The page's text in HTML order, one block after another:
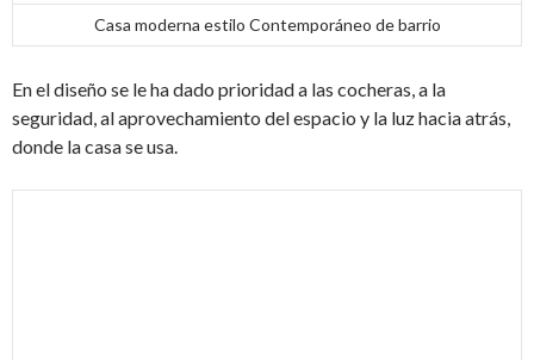
Casa moderna estilo Contemporáneo de barrio
En el diseño se le ha dado prioridad a las cocheras, a la
seguridad, al aprovechamiento del espacio y la luz hacia atrás,
donde la casa se usa.